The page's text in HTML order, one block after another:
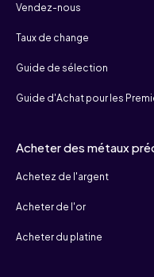
Vendez-nous
Taux de change
Guide de sélection
Guide d'Achat pour les
Acheter des métaux
Achetez de l'argent
Acheter de l'or
Acheter du platine